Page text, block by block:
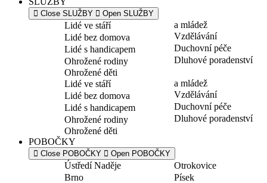
Close SLUŽBY Open SLUŽBY
Lidé ve stáří
Lidé bez domova
Lidé s handicapem
Ohrožené rodiny
Ohrožené děti
a mládež
Vzdělávání
Duchovní péče
Dluhové poradenství
Lidé ve stáří
Lidé bez domova
Lidé s handicapem
Ohrožené rodiny
Ohrožené děti
a mládež
Vzdělávání
Duchovní péče
Dluhové poradenství
POBOČKY
Close POBOČKY Open POBOČKY
Ústředí Naděje
Brno
Otrokovice
Písek